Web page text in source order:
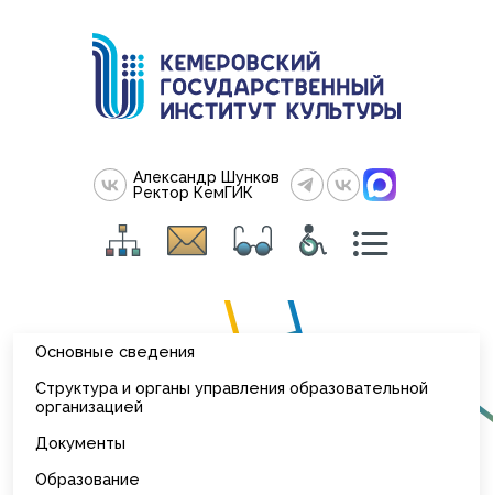
Александр Шунков
Ректор КемГИК
Основные сведения
Структура и органы управления образовательной
организацией
Документы
Образование